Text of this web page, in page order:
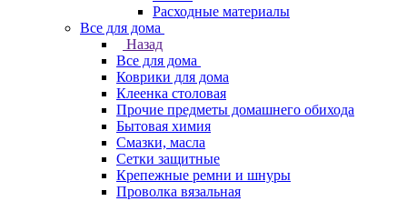
Расходные материалы
Все для дома
Назад
Все для дома
Коврики для дома
Клеенка столовая
Прочие предметы домашнего обихода
Бытовая химия
Смазки, масла
Сетки защитные
Крепежные ремни и шнуры
Проволка вязальная